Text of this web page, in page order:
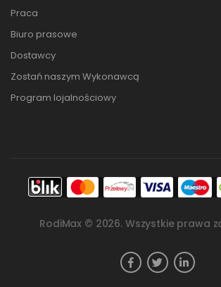
Praca
Biuro prasowe
Dostawcy
Zostań naszym Wykonawcą
Program lojalnościowy
RodiMax © 2026. Wszystkie prawa